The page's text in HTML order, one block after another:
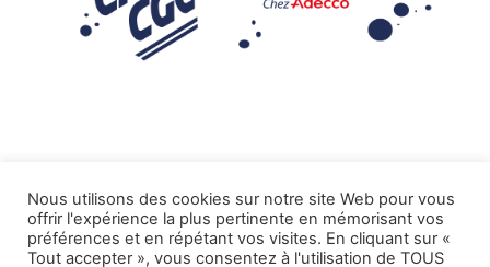
Mentions légales
Nous utilisons des cookies sur notre site Web pour vous
offrir l'expérience la plus pertinente en mémorisant vos
préférences et en répétant vos visites. En cliquant sur «
Tout accepter », vous consentez à l'utilisation de TOUS